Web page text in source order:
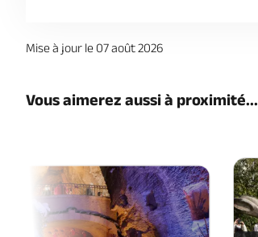
Mise à jour le 07 août 2026
Vous aimerez aussi à proximité...